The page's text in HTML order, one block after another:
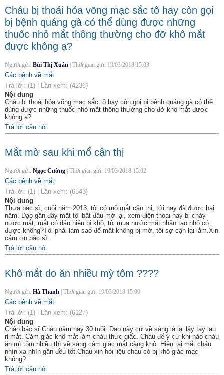
Cháu bị thoái hóa võng mạc sắc tố hay còn gọi
bị bệnh quáng gà có thể dùng được những
thuốc nhỏ mắt thông thường cho đỡ khô mắt
được không ạ?
Người gửi: Bùi Thị Xuân | Thời gian gửi: 19/03/2018 15:03
Các bệnh về mắt
Trả lời: (1) | Lần xem: (4236)
Nội dung
Cháu bị thoái hóa võng mạc sắc tố hay còn gọi bị bệnh quáng gà có thể
dùng được những thuốc nhỏ mắt thông thường cho đỡ khô mắt được
không ạ?
Trả lời câu hỏi
Mắt mờ sau khi mổ cận thị
Người gửi: Ngọc Cường | Thời gian gửi: 19/03/2018 15:02
Các bệnh về mắt
Trả lời: (1) | Lần xem: (6543)
Nội dung
Thưa bác sĩ, cuối năm 2013, tôi có mổ mắt cận thị, tới nay đã được hai
năm. Dạo gần đây mắt tôi bắt đầu mờ lại, xem điện thoại hay bị chảy
nước mắt, mắt có dấu hiệu bị khô, tôi mua nước mắt nhân tạo nhỏ có
được không?Tôi phải làm sao để mắt không bị mờ, tôi sợ cận lại lắm.Xin
cám ơn bác sĩ.
Trả lời câu hỏi
Khô mắt do ăn nhiều mỳ tôm ????
Người gửi: Hà Thanh | Thời gian gửi: 19/03/2018 15:00
Các bệnh về mắt
Trả lời: (1) | Lần xem: (6127)
Nội dung
Chào bác sĩ.Cháu năm nay 30 tuổi. Dạo này cứ về sáng là lại lấy tay lau
rỉ mắt. Cảm giác khô mắt làm cháu thức giấc. Cháu để ý cứ khi nào cháu
ăn mì tôm nhiều thì về sáng cảm giác mắt càng khô. Hiện tại mắt cháu
nhìn xa nhìn gần đều tốt.Cháu xin hỏi liệu cháu có bị khô giác mạc
không?
Trả lời câu hỏi